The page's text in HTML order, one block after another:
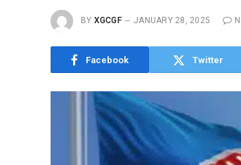
BY XGCGF JANUARY 28, 2025
Facebook Twitter